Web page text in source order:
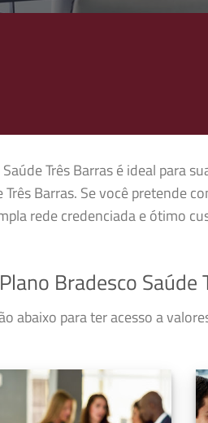
Três Barras é ideal para
Três Barras. Se você pretende
rede credenciada e ótimo
Bradesco Saúde
abaixo para ter acesso a